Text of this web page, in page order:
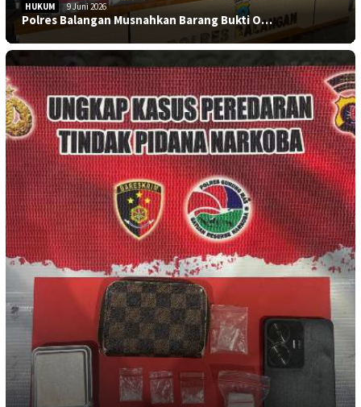
HUKUM 9 Juni 2026
Polres Balangan Musnahkan Barang Bukti O…